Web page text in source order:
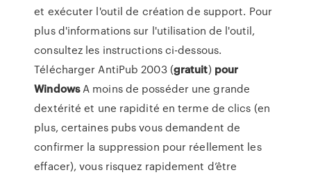
et exécuter l'outil de création de support. Pour
plus d'informations sur l'utilisation de l'outil,
consultez les instructions ci-dessous.
Télécharger AntiPub 2003 (gratuit) pour
WindowsA moins de posséder une grande
dextérité et une rapidité en terme de clics (en
plus, certaines pubs vous demandent de
confirmer la suppression pour réellement les
effacer), vous risquez rapidement d’être